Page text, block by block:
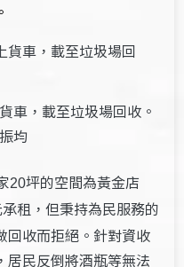
車，載至垃圾場回收。
均
20坪的空間為黃金店
租，但秉持為民服務的
回收而拒絕。針對資收
居民反倒將酒瓶等無法